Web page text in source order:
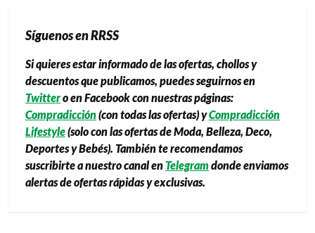
Síguenos en RRSS
Si quieres estar informado de las ofertas, chollos y
descuentos que publicamos, puedes seguirnos en
Twittero en Facebook con nuestras páginas:
Compradicción(con todas las ofertas) yCompradicción
Lifestyle(solo con las ofertas de Moda, Belleza, Deco,
Deportes y Bebés). También te recomendamos
suscribirte a nuestro canal enTelegramdonde enviamos
alertas de ofertas rápidas y exclusivas.